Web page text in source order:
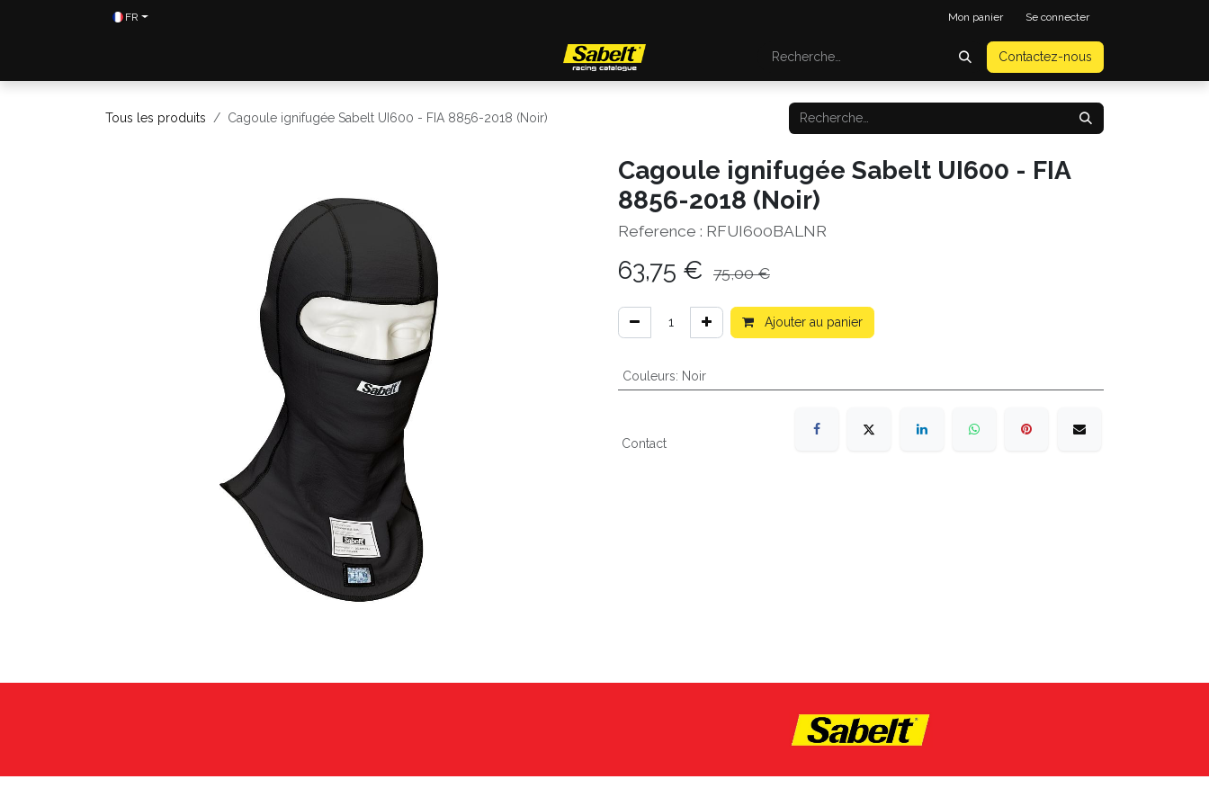
FR Mon panier Se connecter
Contactez-nous
Tous les produits Cagoule ignifugée Sabelt UI600 - FIA 8856-2018 (Noir)
Cagoule ignifugée Sabelt UI600 - FIA
8856-2018 (Noir)
Reference : RFUI600BALNR
63,75 € 75,00€
Ajouter au panier
Couleurs: Noir
Contact